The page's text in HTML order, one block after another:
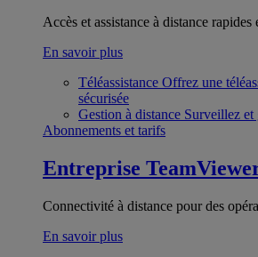
Accès et assistance à distance rapides
En savoir plus
Téléassistance Offrez une
sécurisée
Gestion à distance Surveillez et
Abonnements et tarifs
Entreprise
Connectivité à distance pour des
En savoir plus